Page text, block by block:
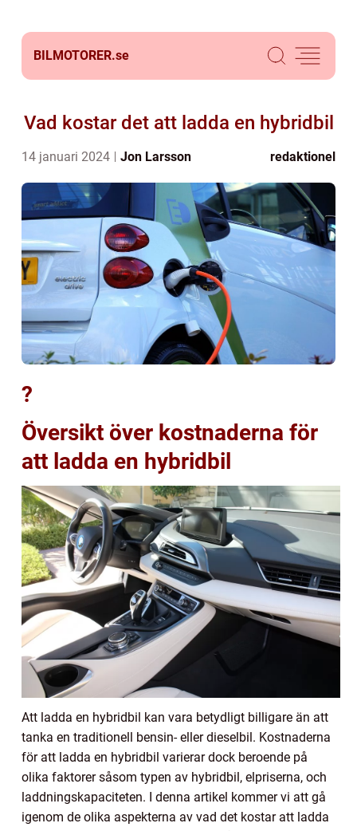
BILMOTORER.se
Vad kostar det att ladda en hybridbil
14 januari 2024 Jon Larsson redaktionel
?
Översikt över kostnaderna för
att ladda en hybridbil
Att ladda en hybridbil kan vara betydligt billigare än att
tanka en traditionell bensin- eller dieselbil. Kostnaderna
för att ladda en hybridbil varierar dock beroende på
olika faktorer såsom typen av hybridbil, elpriserna, och
laddningskapaciteten. I denna artikel kommer vi att gå
igenom de olika aspekterna av vad det kostar att ladda